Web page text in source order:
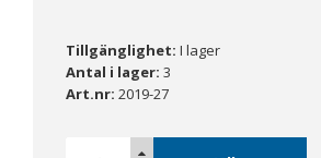
Tillgänglighet: I lager
Antal i lager: 3
Art.nr: 2019-27